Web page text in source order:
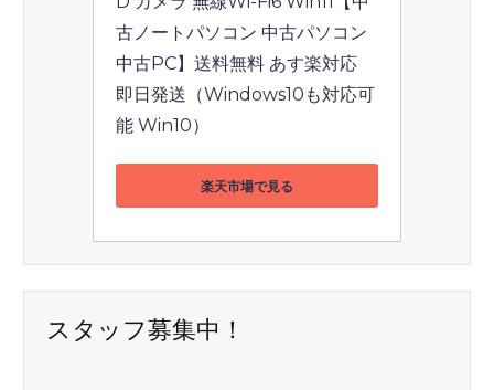
古ノートパソコン 中古パソコン
中古PC】送料無料 あす楽対応
即日発送（Windows10も対応可
能 Win10）
楽天市場で見る
スタッフ募集中！